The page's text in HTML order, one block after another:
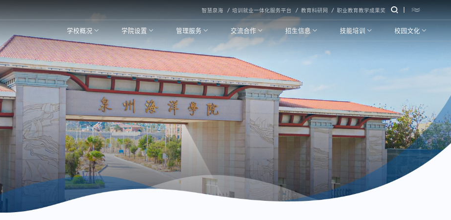
智慧泉海 培训就业一体化服务平台 教育科研网 职业教育教学成果奖
学校概况 学院设置 管理服务 交流合作 招生信息 技能培训 校园文化